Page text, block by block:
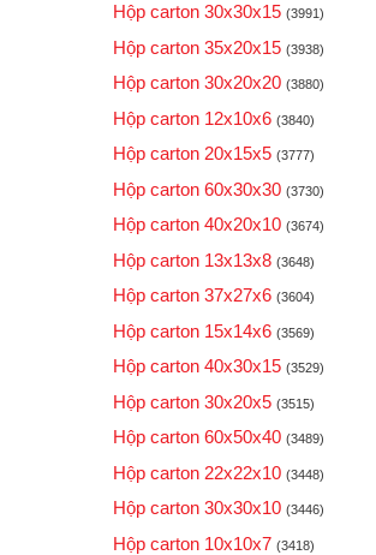
Hộp carton 30x30x15 (3991)
Hộp carton 35x20x15 (3938)
Hộp carton 30x20x20 (3880)
Hộp carton 12x10x6 (3840)
Hộp carton 20x15x5 (3777)
Hộp carton 60x30x30 (3730)
Hộp carton 40x20x10 (3674)
Hộp carton 13x13x8 (3648)
Hộp carton 37x27x6 (3604)
Hộp carton 15x14x6 (3569)
Hộp carton 40x30x15 (3529)
Hộp carton 30x20x5 (3515)
Hộp carton 60x50x40 (3489)
Hộp carton 22x22x10 (3448)
Hộp carton 30x30x10 (3446)
Hộp carton 10x10x7 (3418)